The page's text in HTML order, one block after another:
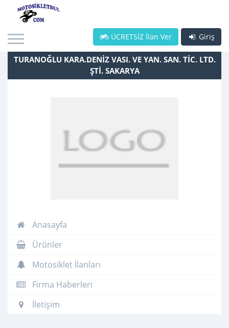
Giriş
ÜCRETSİZ İlan Ver
TURANOĞLU KARA.DENİZ VASI. VE YAN. SAN. TİC. LTD.
ŞTİ. SAKARYA
Anasayfa
Ürünler
Motosiklet İlanları
Firma Haberleri
İletişim